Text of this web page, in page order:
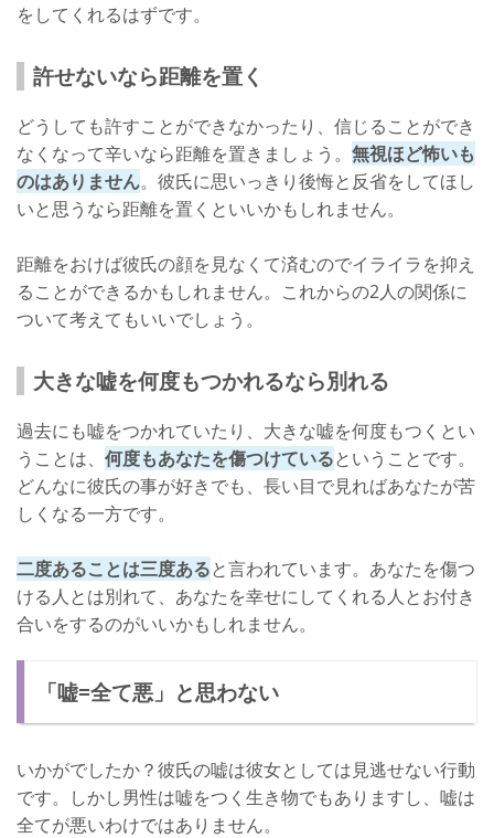
をしてくれるはずです。
許せないなら距離を置く
どうしても許すことができなかったり、信じることができ
なくなって辛いなら距離を置きましょう。 無視ほど怖いも
のはありません。彼氏に思いっきり後悔と反省をしてほし
いと思うなら距離を置くといいかもしれません。
距離をおけば彼氏の顔を見なくて済むのでイライラを抑え
ることができるかもしれません。これからの2人の関係に
ついて考えてもいいでしょう。
大きな嘘を何度もつかれるなら別れる
過去にも嘘をつかれていたり、大きな嘘を何度もつくとい
うことは、 何度もあなたを傷つけているということです。
どんなに彼氏の事が好きでも、長い目で見ればあなたが苦
しくなる一方です。
二度あることは三度あると言われています。あなたを傷つ
ける人とは別れて、あなたを幸せにしてくれる人とお付き
合いをするのがいいかもしれません。
「嘘=全て悪」と思わない
いかがでしたか？彼氏の嘘は彼女としては見逃せない行動
です。しかし男性は嘘をつく生き物でもありますし、嘘は
全てが悪いわけではありません。